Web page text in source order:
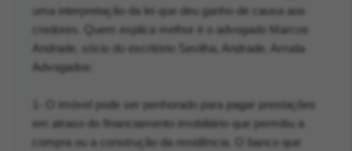
uma interpretação da lei que deu ganho de causa aos
credores. Quem explica melhor é o advogado Marcos
Andrade, sócio do escritório Sevilha, Andrade, Arruda
Advogados:
1- O imóvel pode ser penhorado para pagar prestações
em atraso do financiamento imobiliário que permitiu a
compra ou a construção da residência. O banco que